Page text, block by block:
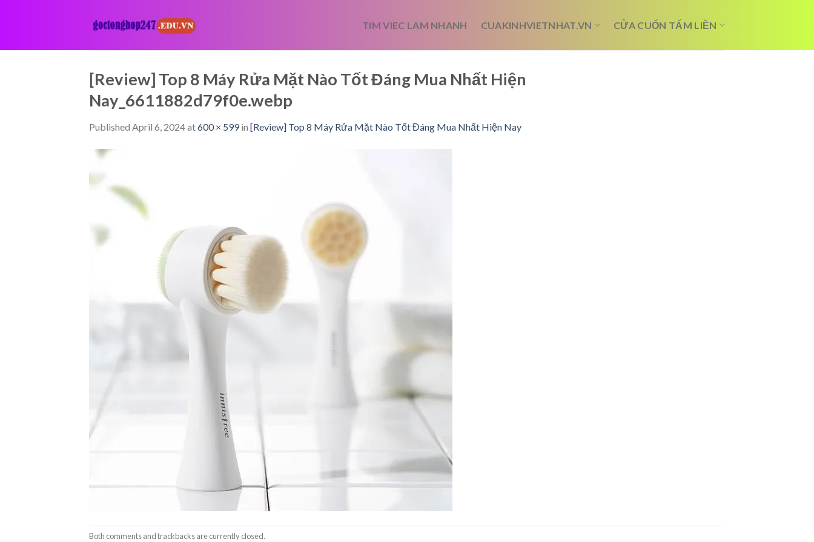
TIM VIEC LAM NHANH CUAKINHVIETNHAT.VN CỬA CUỐN TẤM LIỀN
[Review] Top 8 Máy Rửa Mặt Nào Tốt Đáng Mua Nhất Hiện
Nay_6611882d79f0e.webp
Published April 6, 2024at600 × 599in [Review] Top 8 Máy Rửa Mặt Nào Tốt Đáng Mua Nhất Hiện Nay
Both comments and trackbacks are currently closed.